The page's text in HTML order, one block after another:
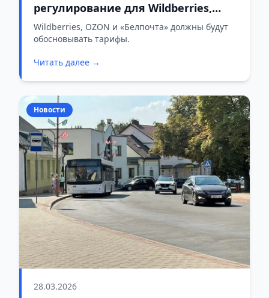
регулирование для Wildberries,
OZON и «Белпочты»
Wildberries, OZON и «Белпочта» должны будут
обосновывать тарифы.
Читать далее →
Новости
28.03.2026